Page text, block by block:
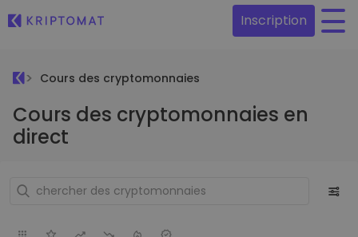
Inscription
Cours des cryptomonnaies
Cours des cryptomonnaies en
direct